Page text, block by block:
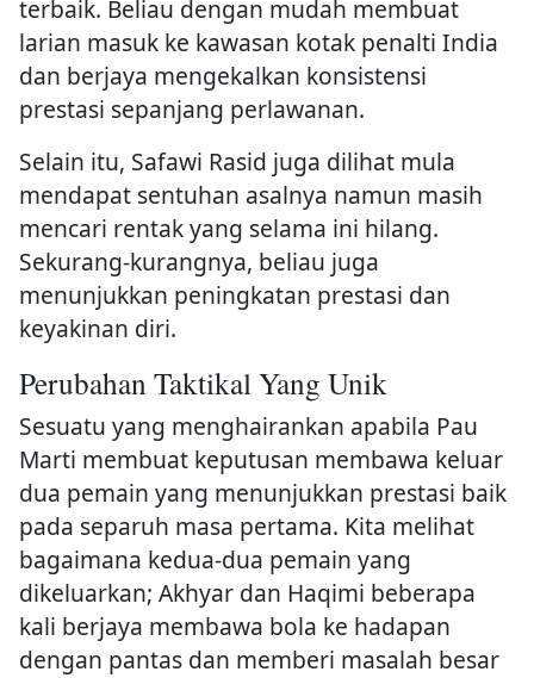
terbaik. Beliau dengan mudah membuat
larian masuk ke kawasan kotak penalti India
dan berjaya mengekalkan konsistensi
prestasi sepanjang perlawanan.
Selain itu, Safawi Rasid juga dilihat mula
mendapat sentuhan asalnya namun masih
mencari rentak yang selama ini hilang.
Sekurang-kurangnya, beliau juga
menunjukkan peningkatan prestasi dan
keyakinan diri.
Perubahan Taktikal Yang Unik
Sesuatu yang menghairankan apabila Pau
Marti membuat keputusan membawa keluar
dua pemain yang menunjukkan prestasi baik
pada separuh masa pertama. Kita melihat
bagaimana kedua-dua pemain yang
dikeluarkan; Akhyar dan Haqimi beberapa
kali berjaya membawa bola ke hadapan
dengan pantas dan memberi masalah besar